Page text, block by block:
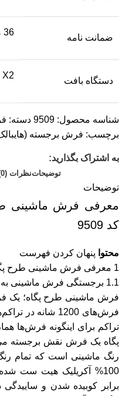
ضمانت نامه
36 ماهه
دستگاه بافت
X2
شناسه محصول: 9509 دسته:
برچسب: فرش برجسته
به اشتراک بگذارید:
توضیحاتنظرات (0)
توضیحات
کد 9509
محتوا پنهان کردن فهرست
1 معرفی فرش ماشینی طرح پگاه 1200 شانه برجسته کد
1.1 برجستگی فرش ماشینی
فرش ماشینی طرح پگاه؛ یک فرش
فرش‌های 1200
رنگ ماشینی است که تمام
100% آکریلیک هیت ست